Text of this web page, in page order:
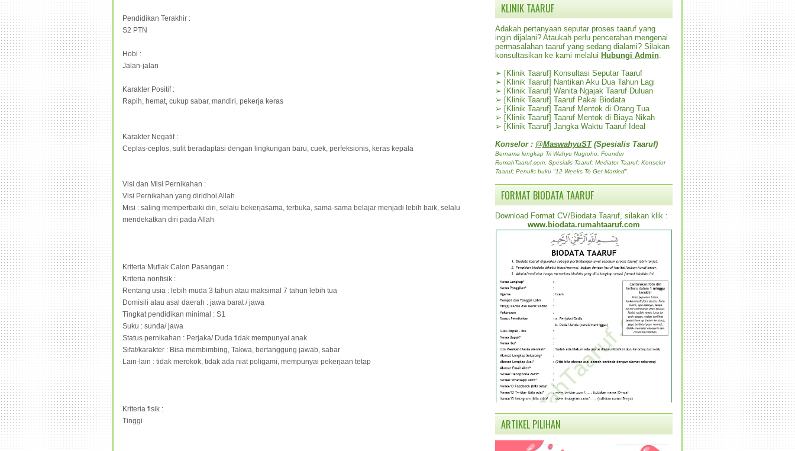
Pendidikan Terakhir :
S2 PTN
Hobi :
Jalan-jalan
Karakter Positif :
Rapih, hemat, cukup sabar, mandiri, pekerja keras
Karakter Negatif :
Ceplas-ceplos, sulit beradaptasi dengan lingkungan baru, cuek, perfeksionis, keras kepala
Visi dan Misi Pernikahan :
Visi Pernikahan yang diridhoi Allah
Misi : saling memperbaiki diri, selalu bekerjasama, terbuka, sama-sama belajar menjadi lebih baik, selalu
mendekatkan diri pada Allah
Kriteria Mutlak Calon Pasangan :
Kriteria nonfisik :
Rentang usia : lebih muda 3 tahun atau maksimal 7 tahun lebih tua
Domisili atau asal daerah : jawa barat / jawa
Tingkat pendidikan minimal : S1
Suku : sunda/ jawa
Status pernikahan : Perjaka/ Duda tidak mempunyai anak
Sifat/karakter : Bisa membimbing, Takwa, bertanggung jawab, sabar
Lain-lain : tidak merokok, tidak ada niat poligami, mempunyai pekerjaan tetap
Kriteria fisik :
Tinggi
KLINIK TAARUF
Adakah pertanyaan seputar proses taaruf yang
ingin dijalani? Ataukah perlu pencerahan mengenai
permasalahan taaruf yang sedang dialami? Silakan
konsultasikan ke kami melalui Hubungi Admin
➢ [Klinik Taaruf] Konsultasi Seputar Taaruf
➢ [Klinik Taaruf] Nantikan Aku Dua Tahun Lagi
➢ [Klinik Taaruf] Wanita Ngajak Taaruf Duluan
➢ [Klinik Taaruf] Taaruf Pakai Biodata
➢ [Klinik Taaruf] Taaruf Mentok di Orang Tua
➢ [Klinik Taaruf] Taaruf Mentok di Biaya Nikah
➢ [Klinik Taaruf] Jangka Waktu Taaruf Ideal
Konselor : @MaswahyuST(Spesialis Taaruf)
Bernama lengkap Tri Wahyu Nugroho. Founder
RumahTaaruf.com; Spesialis Taaruf; Mediator Taaruf; Konselor
Taaruf; Penulis buku "12 Weeks To Get Married".
FORMAT BIODATA TAARUF
Download Format CV/Biodata Taaruf, silakan klik :
www.biodata.rumahtaaruf.com
ARTIKEL PILIHAN